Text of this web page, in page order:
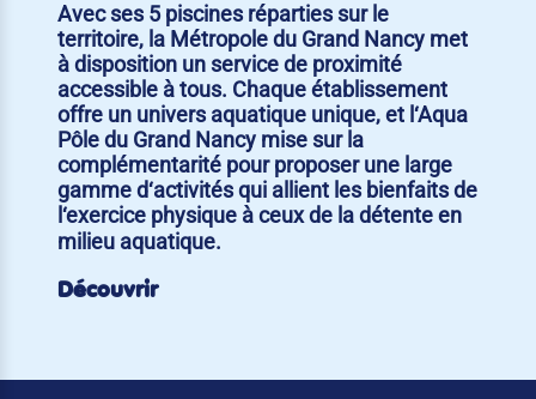
Avec ses 5 piscines réparties sur le
territoire, la Métropole du Grand Nancy met
à disposition un service de proximité
accessible à tous. Chaque établissement
offre un univers aquatique unique, et l‘Aqua
Pôle du Grand Nancy mise sur la
complémentarité pour proposer une large
gamme d‘activités qui allient les bienfaits de
l‘exercice physique à ceux de la détente en
milieu aquatique.
Découvrir